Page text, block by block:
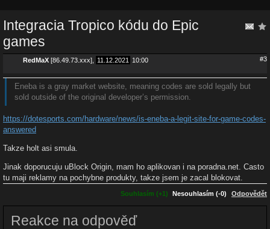
Integracia Tropico kódu do Epic
games
RedMaX [86.49.73.xxx], 11.12.2021 10:00 #3
Eneba is a gray market website, meaning codes are sold legally but
sold outside of the original developer’s permission.
https://dotesports.com/hardware/news/is-eneba-a-legit-site-for-game-codes-
answered
Takze holt asi smula.
Jinak doporucuju uBlock Origin, mam ho aplikovan i na poradna.net. Casto
tu maji reklamy na pochybne produkty, takze jsem je zacal blokovat.
Souhlasím (+1) Nesouhlasím (-0) Odpovědět
Reakce na odpověď